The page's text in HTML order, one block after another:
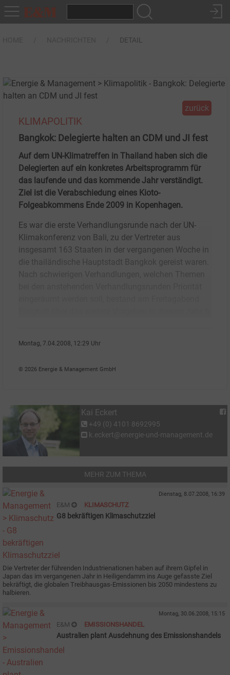
DETAIL
zurück
KLIMAPOLITIK
Bangkok: Delegierte halten an CDM und JI fest
Auf dem UN-Klimatreffen in Thailand haben sich die
Delegierten auf ein konkretes Arbeitsprogramm für
das laufende und das kommende Jahr verständigt.
Ziel ist die Verabschiedung eines Kioto-
Folgeabkommens Ende 2009 in Kopenhagen.
Es war die erste Verhandlungsrunde nach der UN-
Klimakonferenz von Bali, zu der Vertreter aus
insgesamt 163 Staaten in der vergangenen Woche in
die thailändische Hauptstadt Bangkok gereist waren.
Montag, 7.04.2008, 12:29 Uhr
© 2026 Energie & Management GmbH
Kai Eckert
+49 (0) 4101 8692995
k.eckert@energie-und-management.de
MEHR ZUM THEMA
Dienstag, 8.07.2008, 16:39
E&M KLIMASCHUTZ
G8 bekräftigen Klimaschutzziel
Die Vertreter der führenden Industrienationen haben auf ihrem Gipfel in
Japan das im vergangenen Jahr in Heiligendamm ins Auge gefasste Ziel
bekräftigt, die globalen Treibhausgas-Emissionen bis 2050 mindestens zu
halbieren.
Montag, 30.06.2008, 15:15
E&M EMISSIONSHANDEL
Australien plant Ausdehnung des Emissionshandels